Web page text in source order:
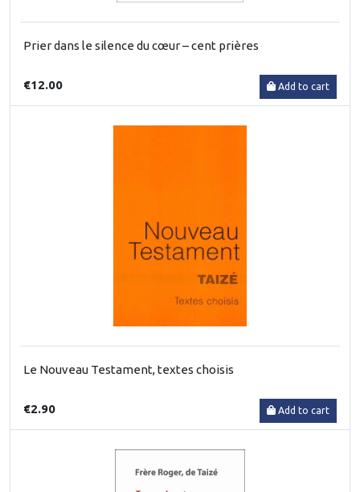
Prier dans le silence du cœur – cent prières
€12.00 Add to cart
Le Nouveau Testament, textes choisis
€2.90 Add to cart